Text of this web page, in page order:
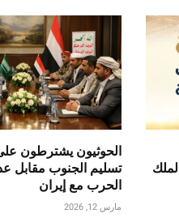
الحوثيون يشترطون
تسليم الجنوب مقابل
الحرب مع إيران
مارس 12, 2026